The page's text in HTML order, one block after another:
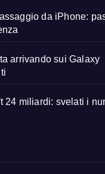
da iPhone:
arrivando sui Galaxy
24 miliardi: svelati i